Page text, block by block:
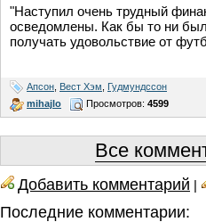
"Наступил очень трудный
осведомлены. Как бы то ни
получать удовольствие от
Апсон Вест Хэм
Гудмундссон
mihajlo
Просмотров: 4599
Все
Добавить комментарий |
Последние комментарии: